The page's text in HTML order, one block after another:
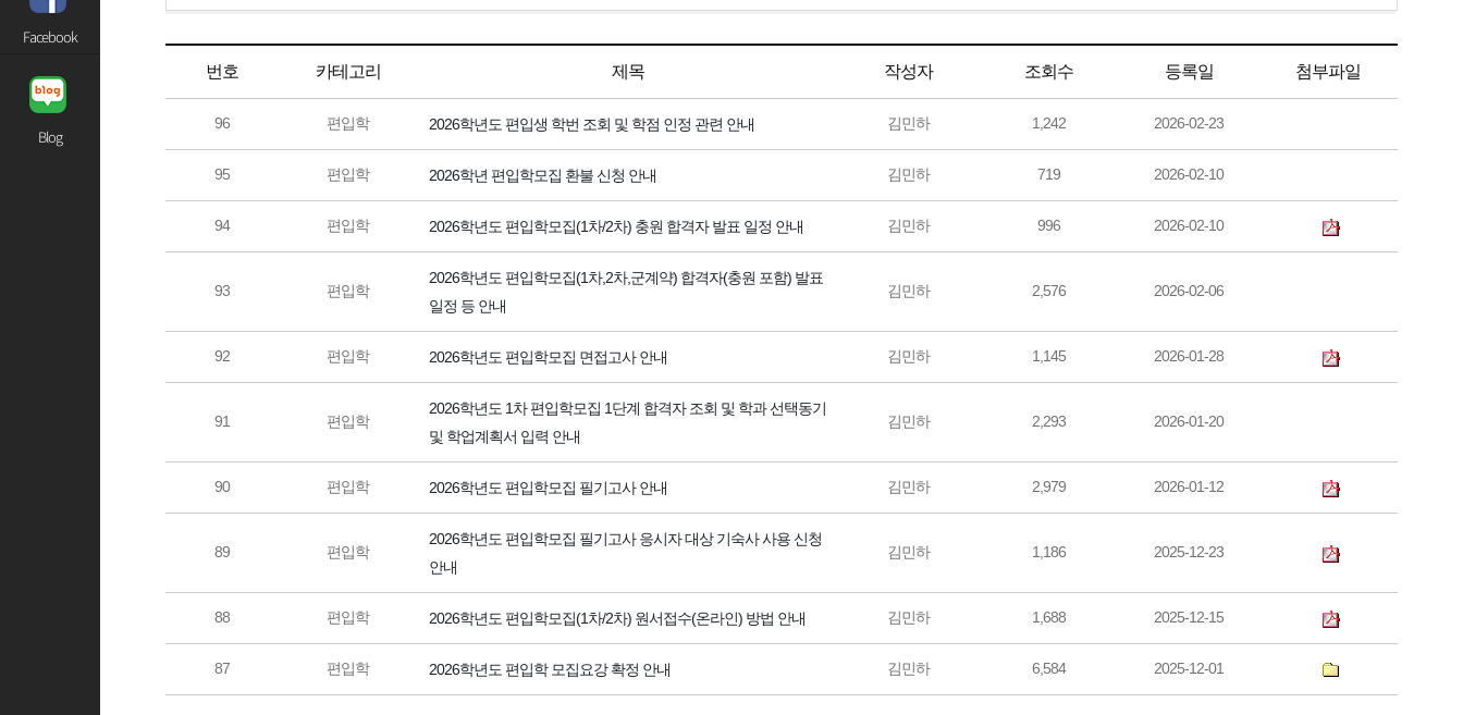
Facebook
Blog
번호 카테고리 제목 작성자 조회수 등록일 첨부파일
96 편입학 2026학년도 편입생 학번 조회 및 학점 인정 관련 안내 김민하 1,242 2026-02-23
95 편입학 2026학년 편입학모집 환불 신청 안내 김민하 719 2026-02-10
94 편입학 2026학년도 편입학모집(1차/2차) 충원 합격자 발표 일정 안내 김민하 996 2026-02-10
93 편입학
2026학년도 편입학모집(1차,2차,군계약) 합격자(충원 포함) 발표
일정 등 안내
김민하 2,576 2026-02-06
92 편입학 2026학년도 편입학모집 면접고사 안내 김민하 1,145 2026-01-28
91 편입학
2026학년도 1차 편입학모집 1단계 합격자 조회 및 학과 선택동기
및 학업계획서 입력 안내
김민하 2,293 2026-01-20
90 편입학 2026학년도 편입학모집 필기고사 안내 김민하 2,979 2026-01-12
89 편입학
2026학년도 편입학모집 필기고사 응시자 대상 기숙사 사용 신청
안내
김민하 1,186 2025-12-23
88 편입학 2026학년도 편입학모집(1차/2차) 원서접수(온라인) 방법 안내 김민하 1,688 2025-12-15
87 편입학 2026학년도 편입학 모집요강 확정 안내 김민하 6,584 2025-12-01